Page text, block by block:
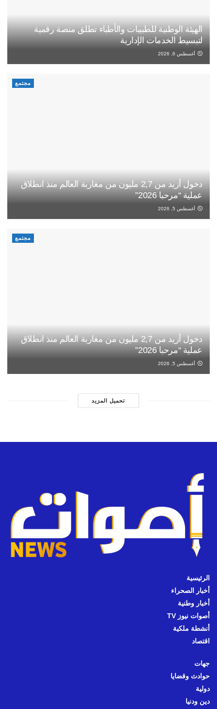
الهيئة الوطنية للطبيبات والأطباء تطلق منصة رقمية
لتبسيط الخدمات الإدارية
أغسطس 6, 2026
مجتمع
دخول أزيد من 2,7 مليون من مغاربة العالم منذ انطلاق
عملية “مرحبا 2026”
أغسطس 5, 2026
مجتمع
دخول أزيد من 2,7 مليون من مغاربة العالم منذ انطلاق
عملية “مرحبا 2026”
أغسطس 5, 2026
تحميل المزيد
الرئيسية
أخبار الصحراء
أخبار وطنية
أصوات نيوز TV
أنشطة ملكية
اقتصاد
جهات
حوادث وقضايا
دولية
دين ودنيا